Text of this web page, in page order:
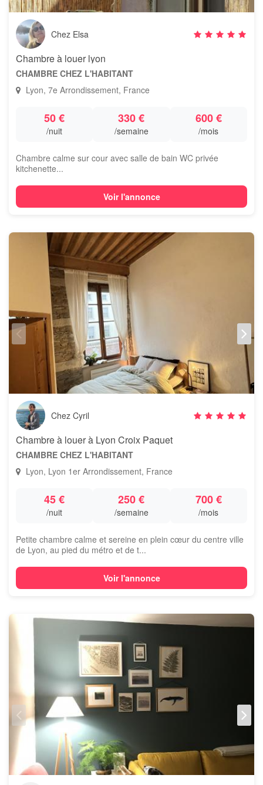
Chez Elsa
Chambre à louer lyon
CHAMBRE CHEZ L'HABITANT
Lyon, 7e Arrondissement, France
50 €
/nuit
330 €
/semaine
600 €
/mois
Chambre calme sur cour avec salle de bain WC privée
kitchenette...
Voir l'annonce
Chez Cyril
Chambre à louer à Lyon Croix Paquet
CHAMBRE CHEZ L'HABITANT
Lyon, Lyon 1er Arrondissement, France
45 €
/nuit
250 €
/semaine
700 €
/mois
Petite chambre calme et sereine en plein cœur du centre ville
de Lyon, au pied du métro et de t...
Voir l'annonce